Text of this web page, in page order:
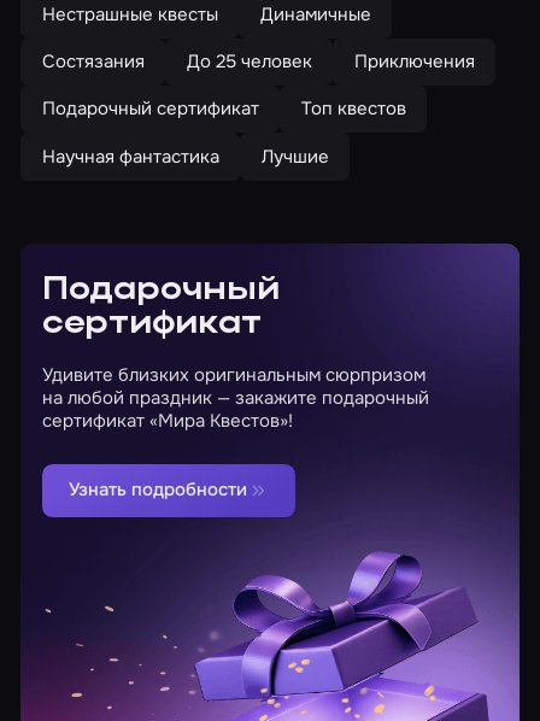
Нестрашные квесты
Динамичные
Состязания
До 25 человек
Приключения
Подарочный сертификат
Топ квестов
Научная фантастика
Лучшие
Подарочный
сертификат
Удивите близких оригинальным сюрпризом
на любой праздник — закажите подарочный
сертификат «Мира Квестов»!
Узнать подробности